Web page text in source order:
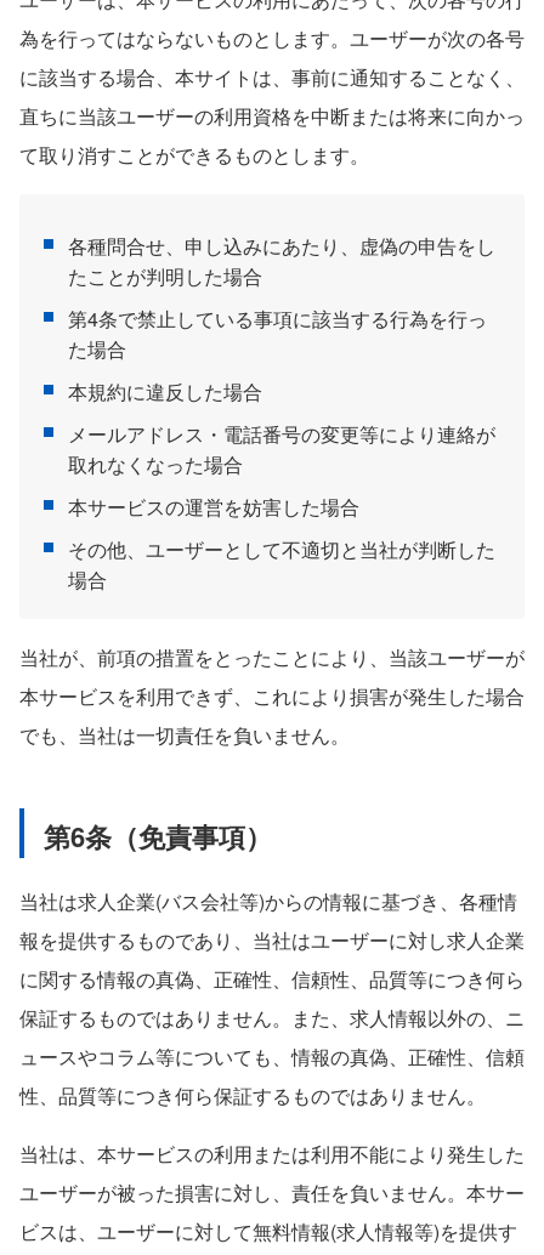
為を行ってはならないものとします。ユーザーが次の各号
に該当する場合、本サイトは、事前に通知することなく、
直ちに当該ユーザーの利用資格を中断または将来に向かっ
て取り消すことができるものとします。
各種問合せ、申し込みにあたり、虚偽の申告をし
たことが判明した場合
第4条で禁止している事項に該当する行為を行っ
た場合
本規約に違反した場合
メールアドレス・電話番号の変更等により連絡が
取れなくなった場合
本サービスの運営を妨害した場合
その他、ユーザーとして不適切と当社が判断した
場合
当社が、前項の措置をとったことにより、当該ユーザーが
本サービスを利用できず、これにより損害が発生した場合
でも、当社は一切責任を負いません。
第6条（免責事項）
当社は求人企業(バス会社等)からの情報に基づき、各種情
報を提供するものであり、当社はユーザーに対し求人企業
に関する情報の真偽、正確性、信頼性、品質等につき何ら
保証するものではありません。また、求人情報以外の、ニ
ュースやコラム等についても、情報の真偽、正確性、信頼
性、品質等につき何ら保証するものではありません。
当社は、本サービスの利用または利用不能により発生した
ユーザーが被った損害に対し、責任を負いません。本サー
ビスは、ユーザーに対して無料情報(求人情報等)を提供す